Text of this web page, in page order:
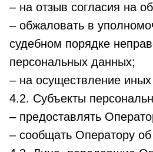
– на отзыв согласия на
– обжаловать в
судебном порядке
персональных данных;
– на осуществление
4.2. Субъекты
– предоставлять
– сообщать Оператору